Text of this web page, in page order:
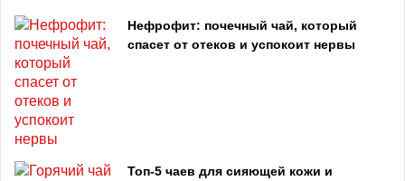
Нефрофит: почечный чай, который
спасет от отеков и успокоит нервы
Топ‑5 чаев для сияющей кожи и